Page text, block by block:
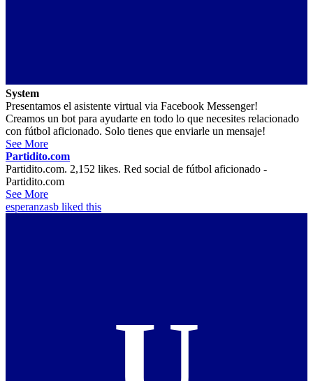
System
Presentamos el asistente virtual via Facebook Messenger!
Creamos un bot para ayudarte en todo lo que necesites relacionado
con fútbol aficionado. Solo tienes que enviarle un mensaje!
See More
Partidito.com
Partidito.com. 2,152 likes. Red social de fútbol aficionado -
Partidito.com
See More
esperanzasb liked this